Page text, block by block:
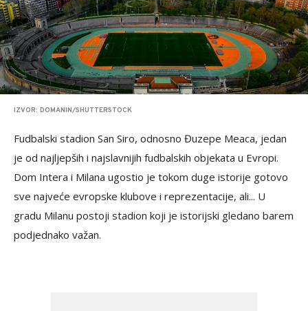
IZVOR: DOMANIN/SHUTTERSTOCK
Fudbalski stadion San Siro, odnosno Đuzepe Meaca, jedan
je od najljepših i najslavnijih fudbalskih objekata u Evropi.
Dom Intera i Milana ugostio je tokom duge istorije gotovo
sve najveće evropske klubove i reprezentacije, ali... U
gradu Milanu postoji stadion koji je istorijski gledano barem
podjednako važan.